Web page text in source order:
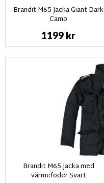
Brandit M65 Jacka Giant Dark
Camo
1199 kr
Brandit M65 Jacka med
värmefoder Svart